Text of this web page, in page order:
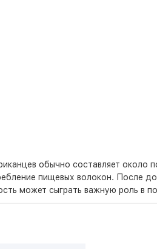
обычно составляет
пищевых волокон. После
может сыграть важную роль в